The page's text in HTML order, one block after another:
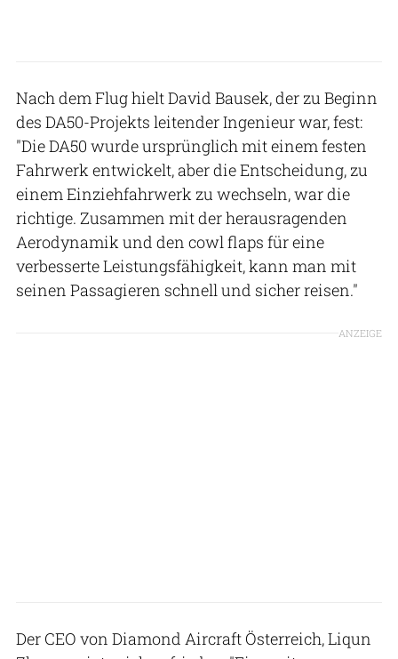
Nach dem Flug hielt David Bausek, der zu Beginn
des DA50-Projekts leitender Ingenieur war, fest:
"Die DA50 wurde ursprünglich mit einem festen
Fahrwerk entwickelt, aber die Entscheidung, zu
einem Einziehfahrwerk zu wechseln, war die
richtige. Zusammen mit der herausragenden
Aerodynamik und den cowl flaps für eine
verbesserte Leistungsfähigkeit, kann man mit
seinen Passagieren schnell und sicher reisen."
ANZEIGE
Der CEO von Diamond Aircraft Österreich, Liqun